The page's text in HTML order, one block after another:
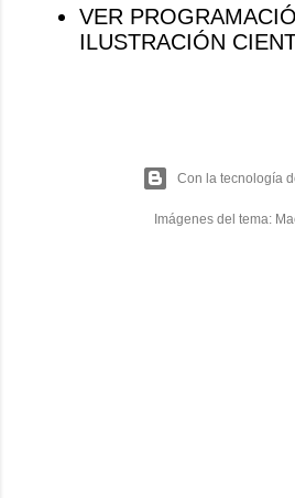
VER
ILUSTRACIÓN
Con la tecnología
Imágenes del tema: